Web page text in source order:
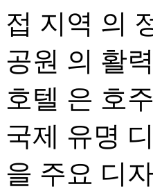
접 지역 의
공원 의 활
호텔 은 호
국제 유명
을 주요 디